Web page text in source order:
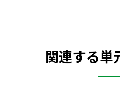
関連する単